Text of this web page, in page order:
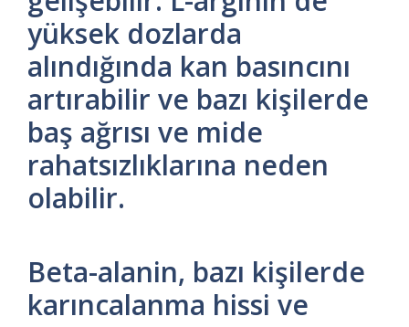
yüksek dozlarda
alındığında kan basıncını
artırabilir ve bazı kişilerde
baş ağrısı ve mide
rahatsızlıklarına neden
olabilir.
Beta-alanin, bazı kişilerde
karıncalanma hissi ve